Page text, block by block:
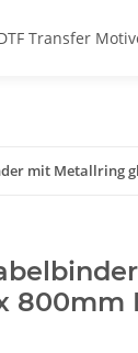
Transfer
mit Metallring
800mm